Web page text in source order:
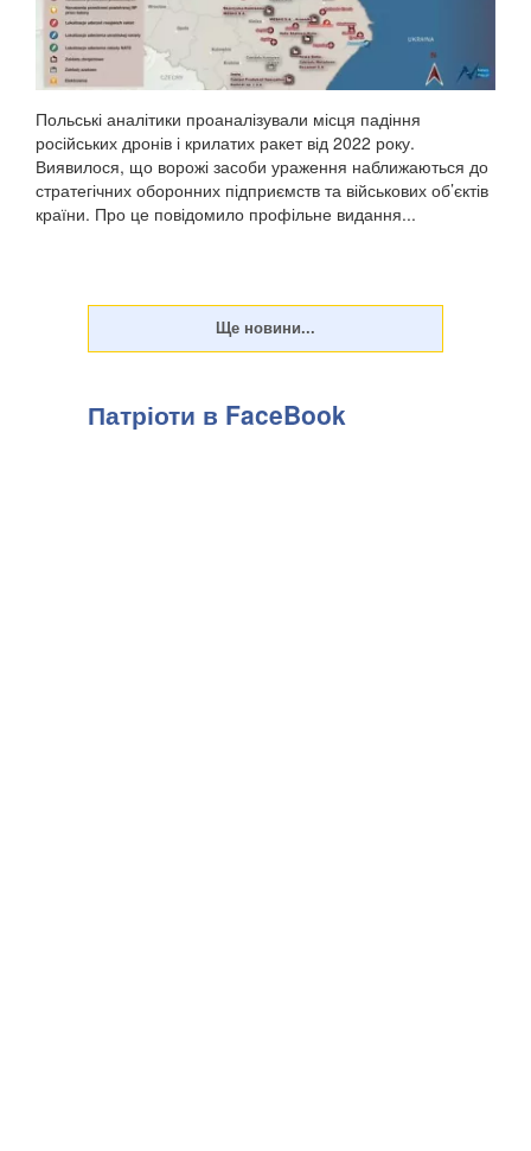
Польські аналітики проаналізували місця падіння
російських дронів і крилатих ракет від 2022 року.
Виявилося, що ворожі засоби ураження наближаються до
стратегічних оборонних підприємств та військових об’єктів
країни. Про це повідомило профільне видання...
Патріоти в FaceBook